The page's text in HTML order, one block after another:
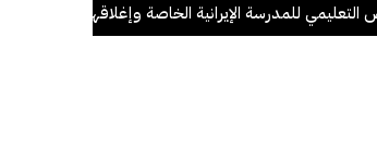
للمدرسة الإيرانية الخاصة وإغلاقها .